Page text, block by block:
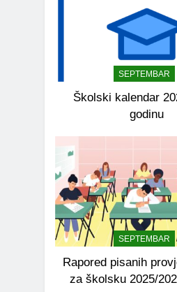
SEPTEMBAR
Školski kalendar
godinu
SEPTEMBAR
Rapored pisanih
za školsku 2025/